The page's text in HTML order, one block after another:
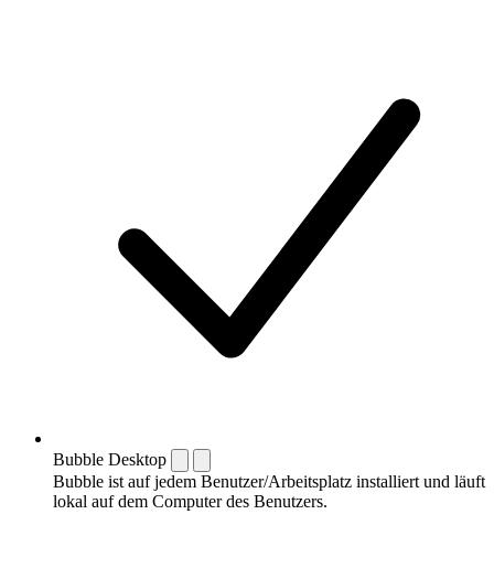
Bubble Desktop
Bubble ist auf jedem Benutzer/Arbeitsplatz installiert und läuft
lokal auf dem Computer des Benutzers.